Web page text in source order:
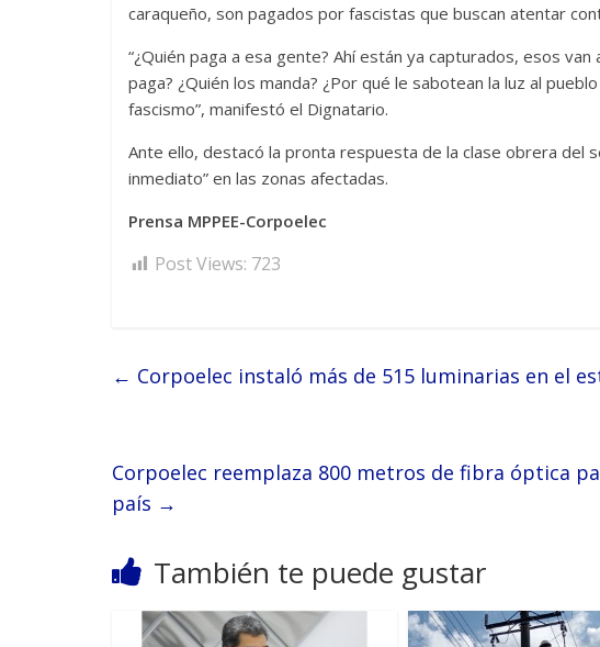
caraqueño, son pagados por fascistas que buscan atentar
“¿Quién paga a esa gente? Ahí están ya capturados, esos
paga? ¿Quién los manda? ¿Por qué le sabotean la luz al
fascismo”, manifestó el Dignatario.
Ante ello, destacó la pronta respuesta de la clase obrera del
inmediato” en las zonas afectadas.
Prensa MPPEE-Corpoelec
Post Views: 723
← Corpoelec instaló más de 515 luminarias en el
Corpoelec reemplaza 800 metros de fibra óptica
país →
También te puede gustar